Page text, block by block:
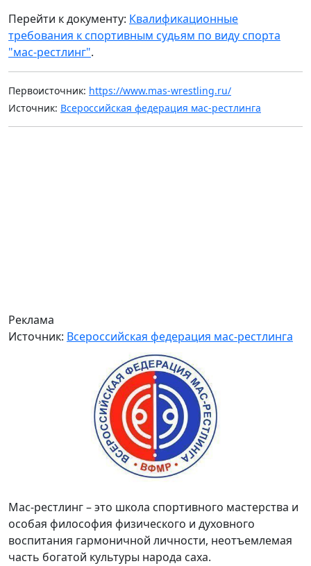
Перейти к документу: Квалификационные
требования к спортивным судьям по виду спорта
"мас-рестлинг".
Первоисточник: https://www.mas-wrestling.ru/
Источник: Всероссийская федерация мас-рестлинга
Реклама
Источник: Всероссийская федерация мас-рестлинга
Мас-рестлинг – это школа спортивного мастерства и
особая философия физического и духовного
воспитания гармоничной личности, неотъемлемая
часть богатой культуры народа саха.